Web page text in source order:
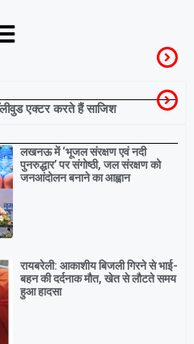
एक्टर करते हैं साजिश
लखनऊ में ‘भूजल संरक्षण एवं नदी
पुनरुद्धार’ पर संगोष्ठी, जल संरक्षण को
जनआंदोलन बनाने का आह्वान
रायबरेली: आकाशीय बिजली गिरने से भाई-
बहन की दर्दनाक मौत, खेत से लौटते समय
हुआ हादसा